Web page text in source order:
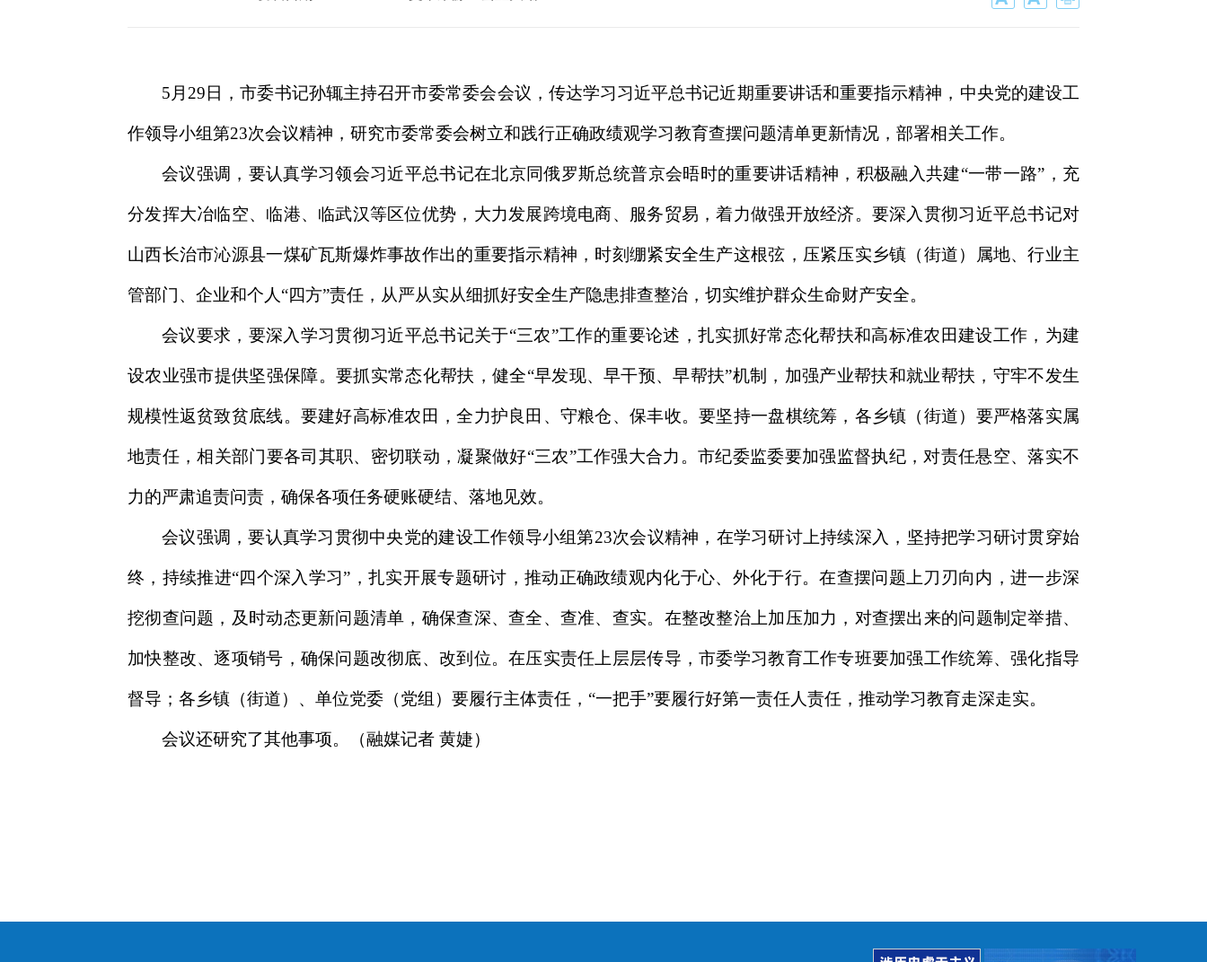
5月29日，市委书记孙辄主持召开市委常委会会议，传达学习习近平总书记近期重要讲话和重要指示精神，中央党的建设工
作领导小组第23次会议精神，研究市委常委会树立和践行正确政绩观学习教育查摆问题清单更新情况，部署相关工作。
会议强调，要认真学习领会习近平总书记在北京同俄罗斯总统普京会晤时的重要讲话精神，积极融入共建“一带一路”，充
分发挥大冶临空、临港、临武汉等区位优势，大力发展跨境电商、服务贸易，着力做强开放经济。要深入贯彻习近平总书记对
山西长治市沁源县一煤矿瓦斯爆炸事故作出的重要指示精神，时刻绷紧安全生产这根弦，压紧压实乡镇（街道）属地、行业主
管部门、企业和个人“四方”责任，从严从实从细抓好安全生产隐患排查整治，切实维护群众生命财产安全。
会议要求，要深入学习贯彻习近平总书记关于“三农”工作的重要论述，扎实抓好常态化帮扶和高标准农田建设工作，为建
设农业强市提供坚强保障。要抓实常态化帮扶，健全“早发现、早干预、早帮扶”机制，加强产业帮扶和就业帮扶，守牢不发生
规模性返贫致贫底线。要建好高标准农田，全力护良田、守粮仓、保丰收。要坚持一盘棋统筹，各乡镇（街道）要严格落实属
地责任，相关部门要各司其职、密切联动，凝聚做好“三农”工作强大合力。市纪委监委要加强监督执纪，对责任悬空、落实不
力的严肃追责问责，确保各项任务硬账硬结、落地见效。
会议强调，要认真学习贯彻中央党的建设工作领导小组第23次会议精神，在学习研讨上持续深入，坚持把学习研讨贯穿始
终，持续推进“四个深入学习”，扎实开展专题研讨，推动正确政绩观内化于心、外化于行。在查摆问题上刀刃向内，进一步深
挖彻查问题，及时动态更新问题清单，确保查深、查全、查准、查实。在整改整治上加压加力，对查摆出来的问题制定举措、
加快整改、逐项销号，确保问题改彻底、改到位。在压实责任上层层传导，市委学习教育工作专班要加强工作统筹、强化指导
督导；各乡镇（街道）、单位党委（党组）要履行主体责任，“一把手”要履行好第一责任人责任，推动学习教育走深走实。
会议还研究了其他事项。（融媒记者 黄婕）